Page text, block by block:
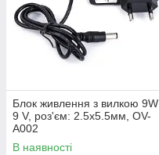
Блок живлення з вилкою 9W
9 V, роз'єм: 2.5x5.5мм, OV-
A002
В наявності